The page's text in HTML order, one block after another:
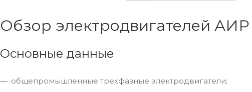
Обзор электродвигателей АИР
Основные данные
общепромышленные трехфазные электродвигатели;